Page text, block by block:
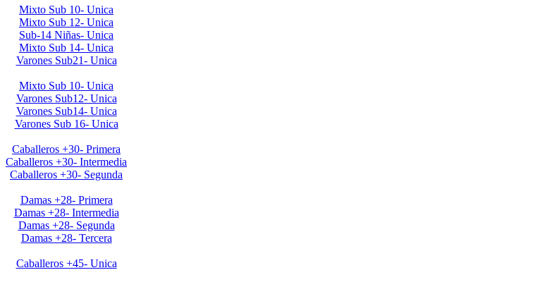
Mixto Sub 10- Unica
Mixto Sub 12- Unica
Sub-14 Niñas- Unica
Mixto Sub 14- Unica
Varones Sub21- Unica
Mixto Sub 10- Unica
Varones Sub12- Unica
Varones Sub14- Unica
Varones Sub 16- Unica
Caballeros +30- Primera
Caballeros +30- Intermedia
Caballeros +30- Segunda
Damas +28- Primera
Damas +28- Intermedia
Damas +28- Segunda
Damas +28- Tercera
Caballeros +45- Unica